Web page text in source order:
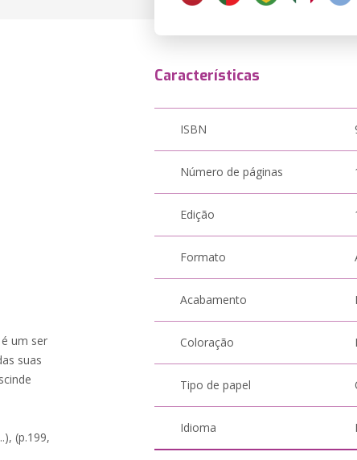
um ser
suas
(p.199,
Características
ISBN
Número de páginas
Edição
Formato
Acabamento
Coloração
Tipo de papel
Idioma